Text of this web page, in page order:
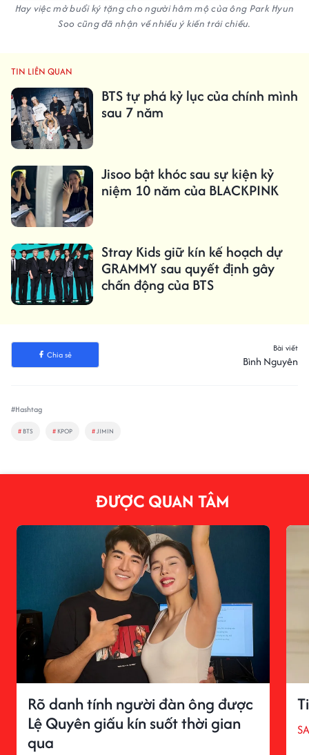
Hay việc mở buổi ký tặng cho người hâm mộ của ông Park Hyun
Soo cũng đã nhận về nhiều ý kiến trái chiều.
TIN LIÊN QUAN
BTS tự phá kỷ lục của chính mình
sau 7 năm
Jisoo bật khóc sau sự kiện kỷ
niệm 10 năm của BLACKPINK
Stray Kids giữ kín kế hoạch dự
GRAMMY sau quyết định gây
chấn động của BTS
Chia sẻ
Bài viết
Bình Nguyên
#Hashtag
# BTS # KPOP #JIMIN
ĐƯỢC QUAN TÂM
Rõ danh tính người đàn ông được
Lệ Quyên giấu kín suốt thời gian
qua